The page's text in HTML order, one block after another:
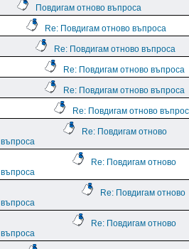
Повдигам отново въпроса
Re: Повдигам отново въпроса
Re: Повдигам отново въпроса
Re: Повдигам отново въпроса
Re: Повдигам отново въпроса
Re: Повдигам отново
Re: Повдигам отново
въпроса
Re: Повдигам отново
въпроса
Re: Повдигам отново
въпроса
Re: Повдигам отново
въпроса